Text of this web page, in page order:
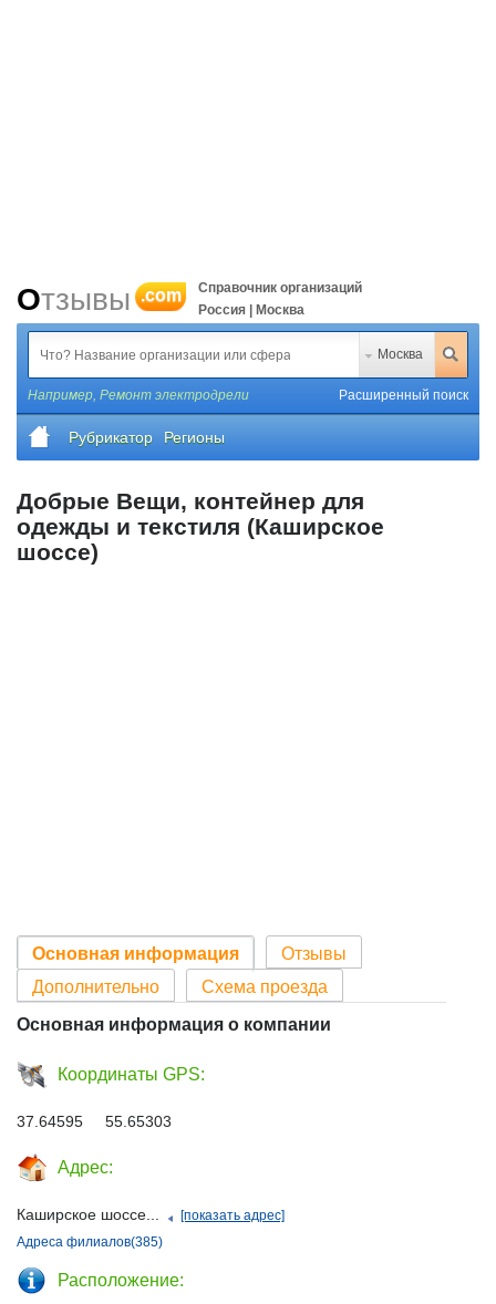
Отзывы .com
Справочник организаций
Россия | Москва
Москва
Например, Ремонт электродрели Расширенный поиск
Рубрикатор Регионы
Добрые Вещи, контейнер для
одежды и текстиля (Каширское
шоссе)
Основная информация
Отзывы
Дополнительно
Схема проезда
Основная информация о компании
Координаты GPS:
37.64595 55.65303
Адрес:
Каширское шоссе...
[показать адрес]
Адреса филиалов(385)
Расположение: